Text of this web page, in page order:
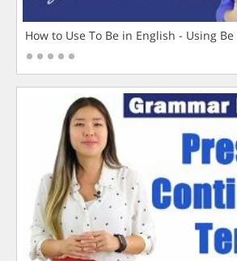
How to Use To Be in English - Using